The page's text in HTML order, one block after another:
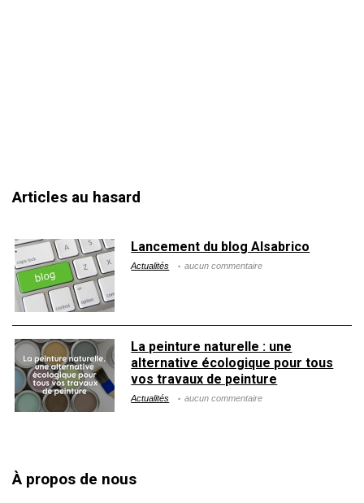
Articles au hasard
Lancement du blog Alsabrico
Actualités aucun commentaire
La peinture naturelle : une
alternative écologique pour tous
vos travaux de peinture
Actualités aucun commentaire
À propos de nous